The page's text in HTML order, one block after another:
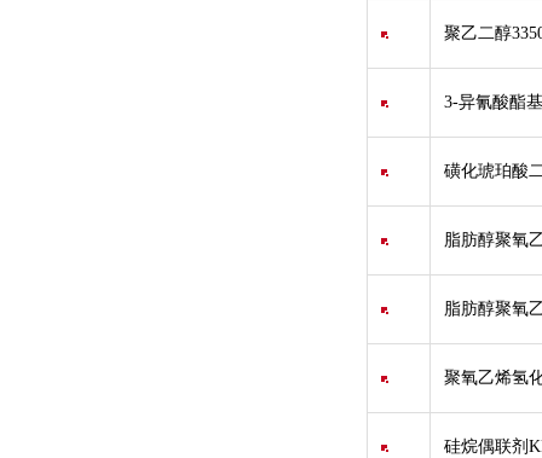
聚乙二醇
3-异氰酸酯
磺化琥珀酸
脂肪醇聚氧
脂肪醇聚氧
聚氧乙烯氢
硅烷偶联剂